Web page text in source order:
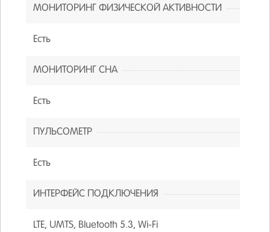
МОНИТОРИНГ ФИЗИЧЕСКОЙ АКТИВНОСТИ
Есть
МОНИТОРИНГ СНА
Есть
ПУЛЬСОМЕТР
Есть
ИНТЕРФЕЙС ПОДКЛЮЧЕНИЯ
LTE, UMTS, Bluetooth 5.3, Wi-Fi